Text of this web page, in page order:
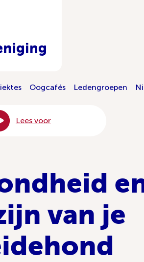
Oogcafés Ledengroepen
Lees voor
van je